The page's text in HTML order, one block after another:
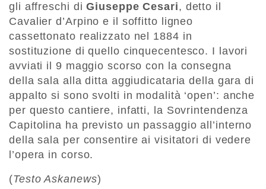
gli affreschi diGiuseppe Cesari, detto il
Cavalier d’Arpino e il soffitto ligneo
cassettonato realizzato nel 1884 in
sostituzione di quello cinquecentesco. I lavori
avviati il 9 maggio scorso con la consegna
della sala alla ditta aggiudicataria della gara di
appalto si sono svolti in modalità ‘open’: anche
per questo cantiere, infatti, la Sovrintendenza
Capitolina ha previsto un passaggio all’interno
della sala per consentire ai visitatori di vedere
l’opera in corso.
(Testo Askanews)